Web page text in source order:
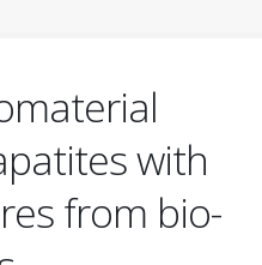
with
from bio-